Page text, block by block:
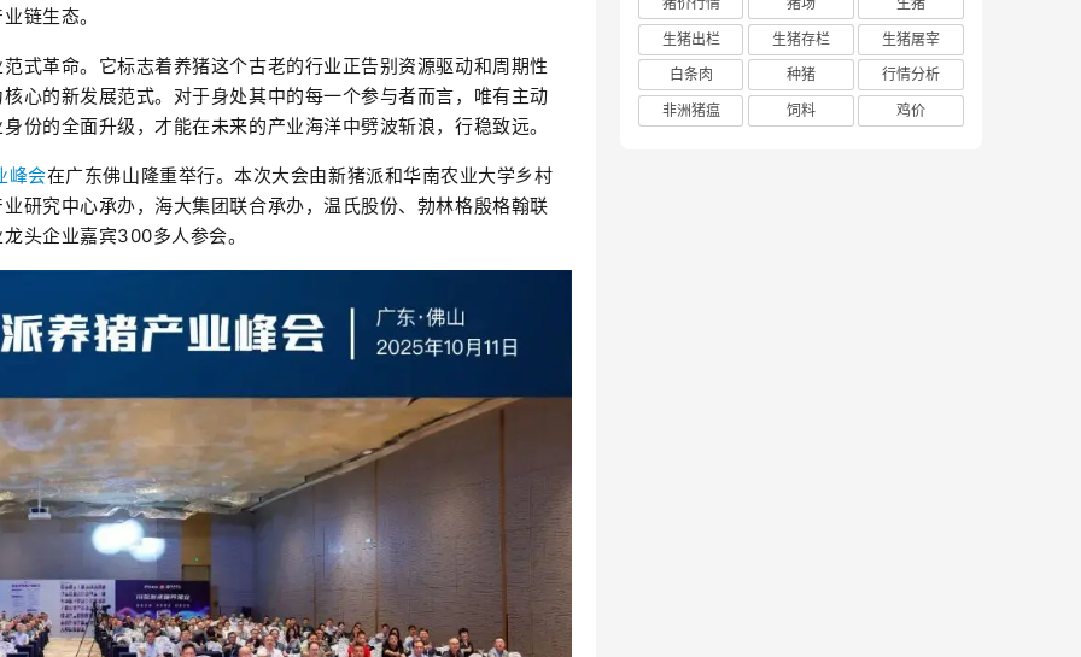
链生态。
式革命。它标志着养猪这个古老的行业正告别资源驱动和周期性
心的新发展范式。对于身处其中的每一个参与者而言，唯有主动
份的全面升级，才能在未来的产业海洋中劈波斩浪，行稳致远。
峰会在广东佛山隆重举行。本次大会由新猪派和华南农业大学乡村
研究中心承办，海大集团联合承办，温氏股份、勃林格殷格翰联
头企业嘉宾300多人参会。
生猪出栏
生猪存栏
生猪屠宰
白条肉
种猪
行情分析
非洲猪瘟
饲料 鸡价